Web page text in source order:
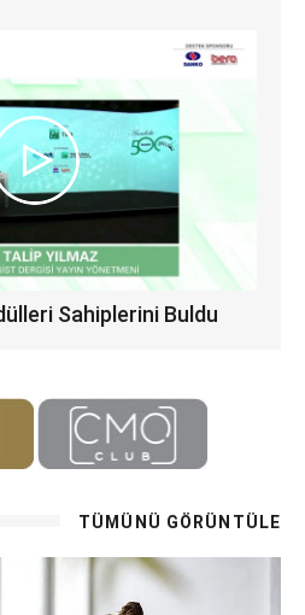
Sahiplerini Buldu
TÜMÜNÜ GÖRÜNTÜLE